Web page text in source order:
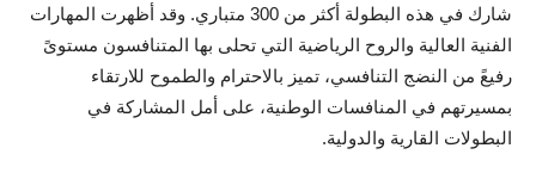
شارك في هذه البطولة أكثر من 300 متباري. وقد أظهرت المهارات
الفنية العالية والروح الرياضية التي تحلى بها المتنافسون مستوىً
رفيعً من النضج التنافسي، تميز بالاحترام والطموح للارتقاء
بمسيرتهم في المنافسات الوطنية، على أمل المشاركة في
البطولات القارية والدولية.